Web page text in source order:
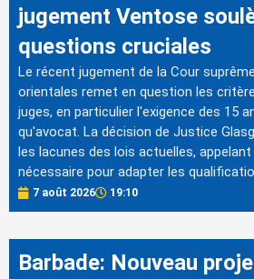
jugement Ventose
questions cruciales
Le récent jugement de la Cour
orientales remet en question les
juges, en particulier l'exigence des 15
qu'avocat. La décision de Justice
les lacunes des lois actuelles,
nécessaire pour adapter les
7 août 2026 19:10
Barbade: Nouveau